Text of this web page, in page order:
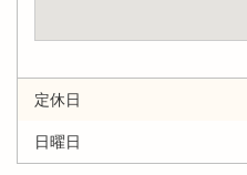
定休日
日曜日